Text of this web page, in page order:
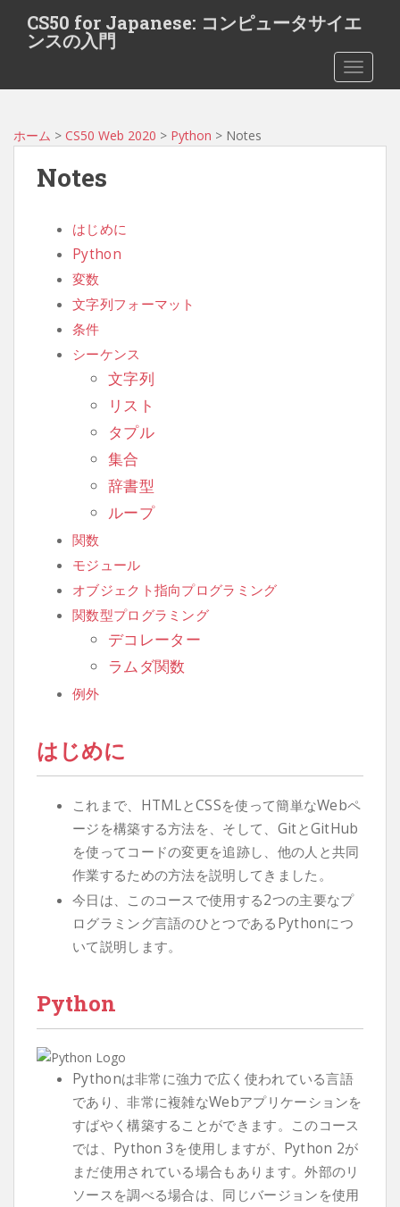
t
CS50 for Japanese: コンピュータサイエ
ンスの入門
ホーム > CS50 Web 2020 > Python > Notes
Notes
はじめに
Python
変数
文字列フォーマット
条件
シーケンス
文字列
リスト
タプル
集合
辞書型
ループ
関数
モジュール
オブジェクト指向プログラミング
関数型プログラミング
デコレーター
ラムダ関数
例外
はじめに
これまで、HTMLとCSSを使って簡単なWebペ
ージを構築する方法を、そして、GitとGitHub
を使ってコードの変更を追跡し、他の人と共同
作業するための方法を説明してきました。
今日は、このコースで使用する2つの主要なプ
ログラミング言語のひとつであるPythonにつ
いて説明します。
Python
Pythonは非常に強力で広く使われている言語
であり、非常に複雑なWebアプリケーションを
すばやく構築することができます。このコース
では、Python 3を使用しますが、Python 2が
まだ使用されている場合もあります。外部のリ
ソースを調べる場合は、同じバージョンを使用